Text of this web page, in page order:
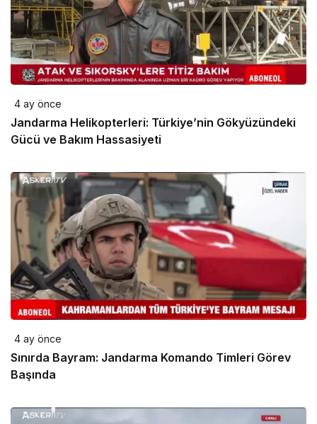
4 ay önce
Jandarma Helikopterleri: Türkiye’nin Gökyüzündeki
Gücü ve Bakım Hassasiyeti
4 ay önce
Sınırda Bayram: Jandarma Komando Timleri Görev
Başında